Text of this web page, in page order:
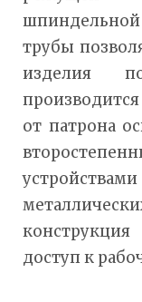
трубы
изделия
от патрона
доступ к